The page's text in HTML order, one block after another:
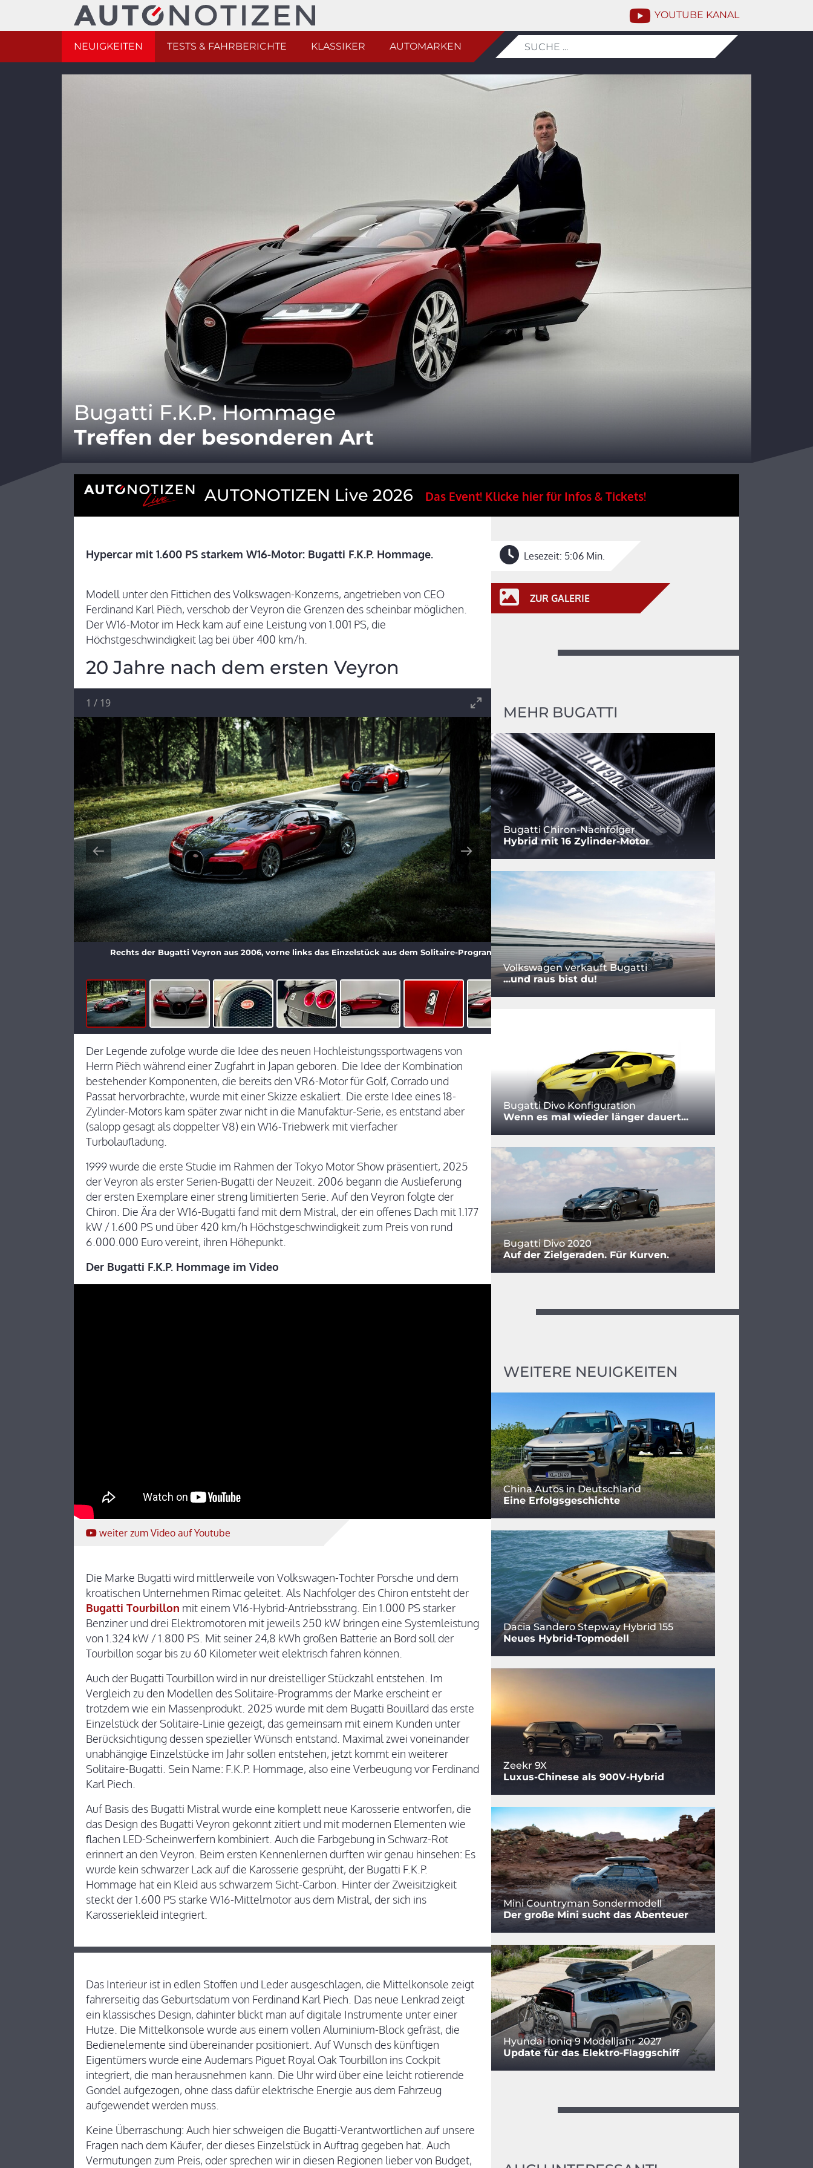
YOUTUBE KANAL
NEUIGKEITEN TESTS & FAHRBERICHTE KLASSIKER AUTOMARKEN
Bugatti F.K.P. Hommage
Treffen der besonderen Art
AUTONOTIZEN Live 2026 Das Event! Klicke hier für Infos & Tickets!
Hypercar mit 1.600 PS starkem W16-Motor: Bugatti F.K.P. Hommage.
Modell unter den Fittichen des Volkswagen-Konzerns, angetrieben von CEO
Ferdinand Karl Piëch, verschob der Veyron die Grenzen des scheinbar möglichen.
Der W16-Motor im Heck kam auf eine Leistung von 1.001 PS, die
Höchstgeschwindigkeit lag bei über 400 km/h.
20 Jahre nach dem ersten Veyron
Rechts der Bugatti Veyron aus 2006, vorne links das Einzelstück aus dem Solitaire-Programm.
1 / 19
Der Legende zufolge wurde die Idee des neuen Hochleistungssportwagens von
Herrn Piëch während einer Zugfahrt in Japan geboren. Die Idee der Kombination
bestehender Komponenten, die bereits den VR6-Motor für Golf, Corrado und
Passat hervorbrachte, wurde mit einer Skizze eskaliert. Die erste Idee eines 18-
Zylinder-Motors kam später zwar nicht in die Manufaktur-Serie, es entstand aber
(salopp gesagt als doppelter V8) ein W16-Triebwerk mit vierfacher
Turbolaufladung.
1999 wurde die erste Studie im Rahmen der Tokyo Motor Show präsentiert, 2025
der Veyron als erster Serien-Bugatti der Neuzeit. 2006 begann die Auslieferung
der ersten Exemplare einer streng limitierten Serie. Auf den Veyron folgte der
Chiron. Die Ära der W16-Bugatti fand mit dem Mistral, der ein offenes Dach mit 1.177
kW / 1.600 PS und über 420 km/h Höchstgeschwindigkeit zum Preis von rund
6.000.000 Euro vereint, ihren Höhepunkt.
Der Bugatti F.K.P. Hommage im Video
weiter zum Video auf Youtube
Die Marke Bugatti wird mittlerweile von Volkswagen-Tochter Porsche und dem
kroatischen Unternehmen Rimac geleitet. Als Nachfolger des Chiron entsteht der
Bugatti Tourbillon mit einem V16-Hybrid-Antriebsstrang. Ein 1.000 PS starker
Benziner und drei Elektromotoren mit jeweils 250 kW bringen eine Systemleistung
von 1.324 kW / 1.800 PS. Mit seiner 24,8 kWh großen Batterie an Bord soll der
Tourbillon sogar bis zu 60 Kilometer weit elektrisch fahren können.
Auch der Bugatti Tourbillon wird in nur dreistelliger Stückzahl entstehen. Im
Vergleich zu den Modellen des Solitaire-Programms der Marke erscheint er
trotzdem wie ein Massenprodukt. 2025 wurde mit dem Bugatti Bouillard das erste
Einzelstück der Solitaire-Linie gezeigt, das gemeinsam mit einem Kunden unter
Berücksichtigung dessen spezieller Wünsch entstand. Maximal zwei voneinander
unabhängige Einzelstücke im Jahr sollen entstehen, jetzt kommt ein weiterer
Solitaire-Bugatti. Sein Name: F.K.P. Hommage, also eine Verbeugung vor Ferdinand
Karl Piech.
Auf Basis des Bugatti Mistral wurde eine komplett neue Karosserie entworfen, die
das Design des Bugatti Veyron gekonnt zitiert und mit modernen Elementen wie
flachen LED-Scheinwerfern kombiniert. Auch die Farbgebung in Schwarz-Rot
erinnert an den Veyron. Beim ersten Kennenlernen durften wir genau hinsehen: Es
wurde kein schwarzer Lack auf die Karosserie gesprüht, der Bugatti F.K.P.
Hommage hat ein Kleid aus schwarzem Sicht-Carbon. Hinter der Zweisitzigkeit
steckt der 1.600 PS starke W16-Mittelmotor aus dem Mistral, der sich ins
Karosseriekleid integriert.
Das Interieur ist in edlen Stoffen und Leder ausgeschlagen, die Mittelkonsole zeigt
fahrerseitig das Geburtsdatum von Ferdinand Karl Piech. Das neue Lenkrad zeigt
ein klassisches Design, dahinter blickt man auf digitale Instrumente unter einer
Hutze. Die Mittelkonsole wurde aus einem vollen Aluminium-Block gefräst, die
Bedienelemente sind übereinander positioniert. Auf Wunsch des künftigen
Eigentümers wurde eine Audemars Piguet Royal Oak Tourbillon ins Cockpit
integriert, die man herausnehmen kann. Die Uhr wird über eine leicht rotierende
Gondel aufgezogen, ohne dass dafür elektrische Energie aus dem Fahrzeug
aufgewendet werden muss.
Keine Überraschung: Auch hier schweigen die Bugatti-Verantwortlichen auf unsere
Fragen nach dem Käufer, der dieses Einzelstück in Auftrag gegeben hat. Auch
Vermutungen zum Preis, oder sprechen wir in diesen Regionen lieber von Budget,
Lesezeit: 5:06 Min.
ZUR GALERIE
MEHR BUGATTI
Bugatti Chiron-Nachfolger
Hybrid mit 16 Zylinder-Motor
Volkswagen verkauft Bugatti
...und raus bist du!
Bugatti Divo Konfiguration
Wenn es mal wieder länger dauert...
Bugatti Divo 2020
Auf der Zielgeraden. Für Kurven.
WEITERE NEUIGKEITEN
China Autos in Deutschland
Eine Erfolgsgeschichte
Dacia Sandero Stepway Hybrid 155
Neues Hybrid-Topmodell
Zeekr 9X
Luxus-Chinese als 900V-Hybrid
Mini Countryman Sondermodell
Der große Mini sucht das Abenteuer
Hyundai Ioniq 9 Modelljahr 2027
Update für das Elektro-Flaggschiff